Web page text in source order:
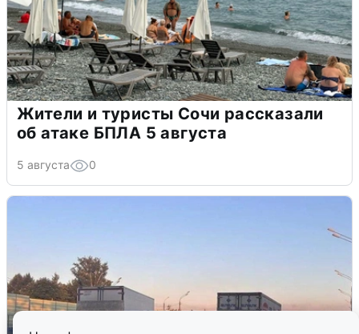
Жители и туристы Сочи рассказали
об атаке БПЛА 5 августа
5 августа 0